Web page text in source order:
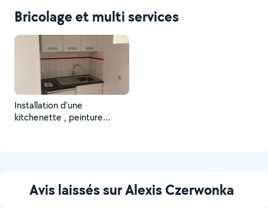
Bricolage et multi services
Installation d’une
kitchenette , peinture
Avis laissés sur Alexis Czerwonka